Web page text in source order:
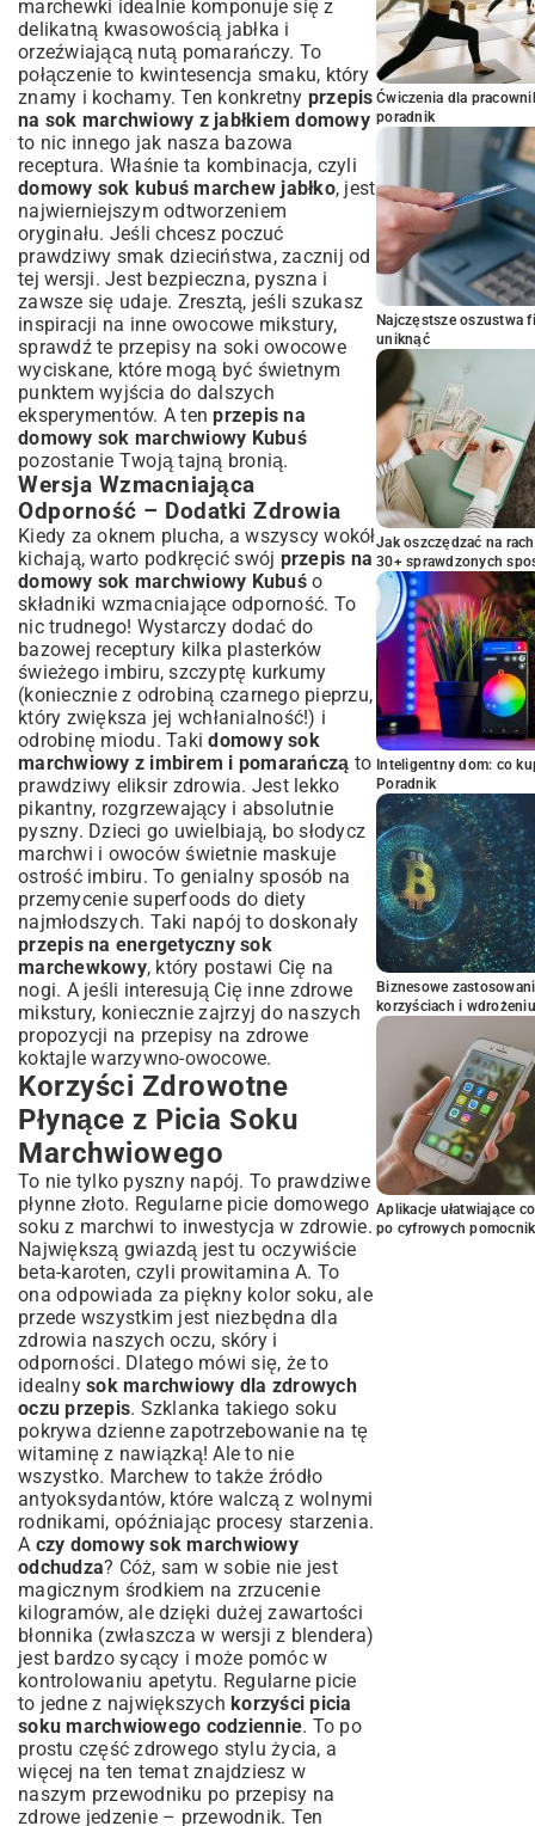
marchewki idealnie komponuje się z
delikatną kwasowością jabłka i
orzeźwiającą nutą pomarańczy. To
połączenie to kwintesencja smaku, który
znamy i kochamy. Ten konkretny przepis
na sok marchwiowy z jabłkiem domowy
to nic innego jak nasza bazowa
receptura. Właśnie ta kombinacja, czyli
domowy sok kubuś marchew jabłko, jest
najwierniejszym odtworzeniem
oryginału. Jeśli chcesz poczuć
prawdziwy smak dzieciństwa, zacznij od
tej wersji. Jest bezpieczna, pyszna i
zawsze się udaje. Zresztą, jeśli szukasz
inspiracji na inne owocowe mikstury,
sprawdź te przepisy na soki owocowe
wyciskane, które mogą być świetnym
punktem wyjścia do dalszych
eksperymentów. A tenprzepis na
domowy sok marchwiowy Kubuś
pozostanie Twoją tajną bronią.
Wersja Wzmacniająca
Odporność – Dodatki Zdrowia
Kiedy za oknem plucha, a wszyscy wokół
kichają, warto podkręcić swój przepis na
domowy sok marchwiowy Kubuśo
składniki wzmacniające odporność. To
nic trudnego! Wystarczy dodać do
bazowej receptury kilka plasterków
świeżego imbiru, szczyptę kurkumy
(koniecznie z odrobiną czarnego pieprzu,
który zwiększa jej wchłanialność!) i
odrobinę miodu. Takidomowy sok
marchwiowy z imbirem i pomarańczą to
prawdziwy eliksir zdrowia. Jest lekko
pikantny, rozgrzewający i absolutnie
pyszny. Dzieci go uwielbiają, bo słodycz
marchwi i owoców świetnie maskuje
ostrość imbiru. To genialny sposób na
przemycenie superfoods do diety
najmłodszych. Taki napój to doskonały
przepis na energetyczny sok
marchewkowy, który postawi Cię na
nogi. A jeśli interesują Cię inne zdrowe
mikstury, koniecznie zajrzyj do naszych
propozycji na przepisy na zdrowe
koktajle warzywno-owocowe.
Korzyści Zdrowotne
Płynące z Picia Soku
Marchwiowego
To nie tylko pyszny napój. To prawdziwe
płynne złoto. Regularne picie domowego
soku z marchwi to inwestycja w zdrowie.
Największą gwiazdą jest tu oczywiście
beta-karoten, czyli prowitamina A. To
ona odpowiada za piękny kolor soku, ale
przede wszystkim jest niezbędna dla
zdrowia naszych oczu, skóry i
odporności. Dlatego mówi się, że to
idealny sok marchwiowy dla zdrowych
oczu przepis. Szklanka takiego soku
pokrywa dzienne zapotrzebowanie na tę
witaminę z nawiązką! Ale to nie
wszystko. Marchew to także źródło
antyoksydantów, które walczą z wolnymi
rodnikami, opóźniając procesy starzenia.
A czy domowy sok marchwiowy
odchudza? Cóż, sam w sobie nie jest
magicznym środkiem na zrzucenie
kilogramów, ale dzięki dużej zawartości
błonnika (zwłaszcza w wersji z blendera)
jest bardzo sycący i może pomóc w
kontrolowaniu apetytu. Regularne picie
to jedne z największych korzyści picia
soku marchwiowego codziennie. To po
prostu część zdrowego stylu życia, a
więcej na ten temat znajdziesz w
naszym przewodniku po przepisy na
zdrowe jedzenie – przewodnik. Ten
Ćwiczenia dla
poradnik
Najczęstsze oszustwa
uniknąć
Jak oszczędzać na
30+ sprawdzonych
Inteligentny dom: co
Poradnik
Biznesowe
korzyściach i wdrożeniu
Aplikacje ułatwiające
po cyfrowych